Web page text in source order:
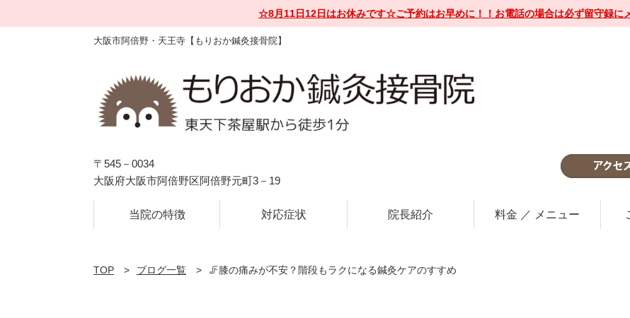
☆8月11日12日はお休みです☆ご予約はお早めに！！お電話の場合は必ず留守録に
大阪市阿倍野・天王寺【もりおか鍼灸接骨院】
〒545－0034
大阪府大阪市阿倍野区阿倍野元町3－19
当院の特徴 対応症状 院長紹介 料金 ／ メニュー
TOP ブログ一覧 🦵膝の痛みが不安？階段もラクになる鍼灸ケアのすすめ